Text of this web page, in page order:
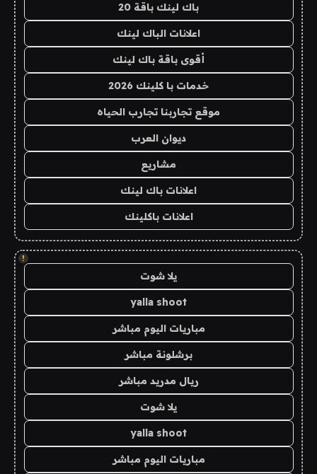
باك لينك باقة 20
اعلانات الباك لينك
أقوى باقة باك لينك
خدمات با كلينك 2026
موقع تجاربنا تجارب الحياه
ديوان العرب
مشاريع
اعلانات باك لينك
اعلانات باكلينك
!
يلا شوت
yalla shoot
مباريات اليوم مباشر
برشلونة مباشر
ريال مدريد مباشر
يلا شوت
yalla shoot
مباريات اليوم مباشر